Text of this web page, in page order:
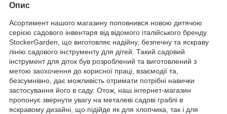
Опис
Асортимент нашого магазину поповнився новою дитячою
серією садового інвентаря від відомого італійського бренду
StockerGarden, що виготовляє надійну, безпечну та яскраву
лінію садового інструменту для дітей. Такий садовий
інструмент для діток був розроблений та виготовлений з
метою заохочення до корисної праці, взаємодії та,
безсумнівно, дає можливість отримати потрібні навички
застосування його в саду. Отож, наш інтернет-магазин
пропонує звернути увагу на металеві садові граблі в
яскравому дизайні, що підійде як для хлопчика, так і для